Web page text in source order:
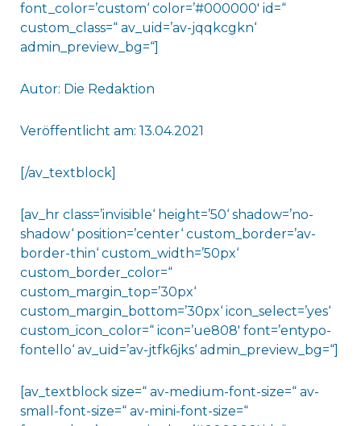
font_color=’custom‘ color=’#000000′ id=“
custom_class=“ av_uid=’av-jqqkcgkn‘
admin_preview_bg=“]
Autor: Die Redaktion
Veröffentlicht am: 13.04.2021
[/av_textblock]
[av_hr class=’invisible‘ height=’50‘ shadow=’no-
shadow‘ position=’center‘ custom_border=’av-
border-thin‘ custom_width=’50px‘
custom_border_color=“
custom_margin_top=’30px‘
custom_margin_bottom=’30px‘ icon_select=’yes‘
custom_icon_color=“ icon=’ue808′ font=’entypo-
fontello‘ av_uid=’av-jtfk6jks‘ admin_preview_bg=“]
[av_textblock size=“ av-medium-font-size=“ av-
small-font-size=“ av-mini-font-size=“